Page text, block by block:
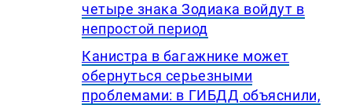
четыре знака Зодиака войдут в
непростой период
Канистра в багажнике может
обернуться серьезными
проблемами: в ГИБДД объяснили,